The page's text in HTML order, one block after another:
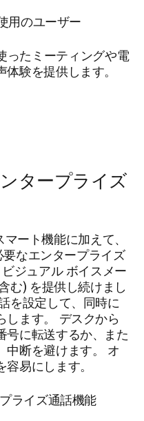
ったミーティングや電
験を提供します。
タープライズ
ート機能に加えて、
なエンタープライズ
ジュアル ボイスメー
む) を提供し続けまし
を設定して、同時に
します。 デスクから
号に転送するか、また
中断を避けます。 オ
易にします。